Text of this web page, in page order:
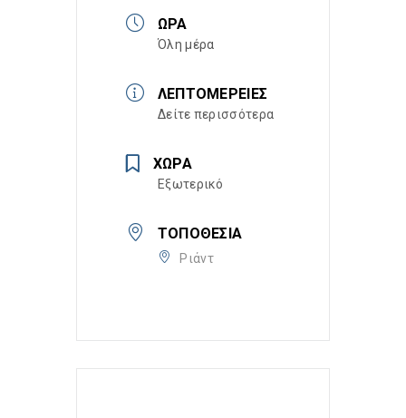
ΏΡΑ
Όλη μέρα
ΛΕΠΤΟΜΈΡΕΙΕΣ
Δείτε περισσότερα
ΧΏΡΑ
Εξωτερικό
ΤΟΠΟΘΕΣΊΑ
Ριάντ